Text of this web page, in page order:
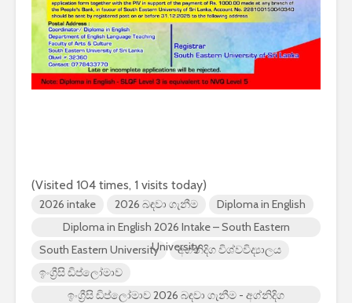
(Visited 104 times, 1 visits today)
2026 intake 2026 බඳවා ගැනීම
Diploma in English
Diploma in English 2026 Intake – South Eastern
University
South Eastern University
අග්නිදිග විශ්වවිද්‍යාලය
ඉංග්‍රීසි ඩිප්ලෝමාව
ඉංග්‍රීසි ඩිප්ලෝමාව 2026 බඳවා ගැනීම - අග්නිදිග